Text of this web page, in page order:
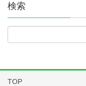
検索
TOP